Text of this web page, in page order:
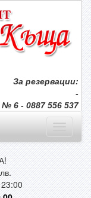
За резервации:
-
6 - 0887 556 537